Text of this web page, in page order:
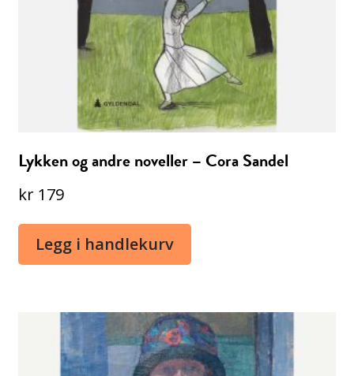
Lykken og andre noveller – Cora Sandel
kr 179
Legg i handlekurv